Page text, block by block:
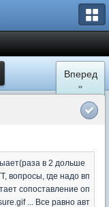
Вперед
»
в 2 дольше
вопросы, где надо вп
сопоставление оп
... Все равно авт